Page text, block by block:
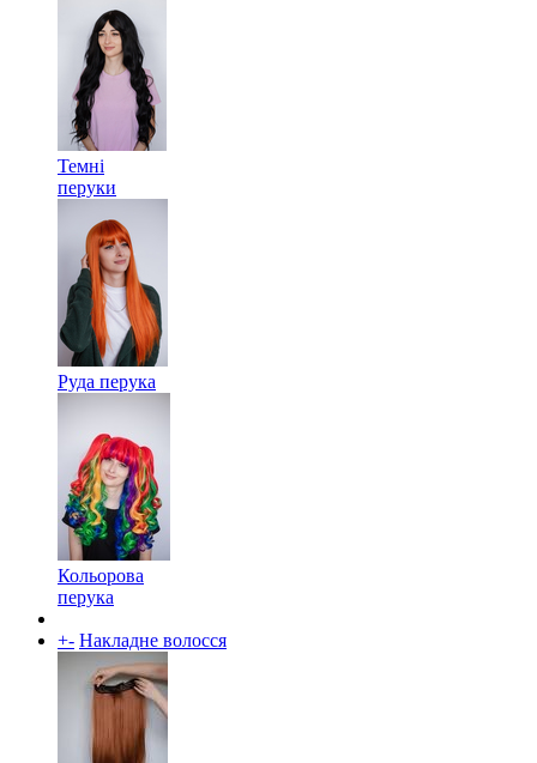
Темні
перуки
Руда перука
Кольорова
перука
+- Накладне волосся